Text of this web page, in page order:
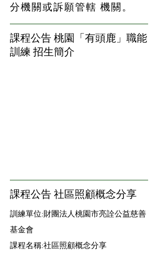
分機關或訴願管轄 機關。
課程公告 桃園「有頭鹿」職能
訓練 招生簡介
​課程公告 社區照顧概念分享
訓練單位:財團法人桃園市亮詮公益慈善
基金會
課程名稱:社區照顧概念分享